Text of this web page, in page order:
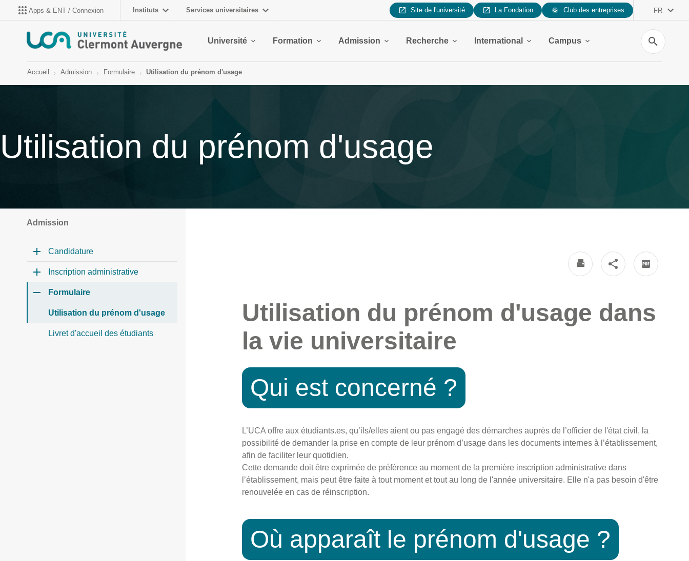
Apps & ENT / Connexion Instituts Services universitaires Site de l'université La Fondation Club des entreprises FR
Université Formation Admission Recherche International Campus
Recherche
Accueil Admission Formulaire Utilisation du prénom d'usage
Utilisation du prénom d'usage
Utilisation du prénom d'usage dans
la vie universitaire
Qui est concerné ?
L’UCA offre aux étudiants.es, qu’ils/elles aient ou pas engagé des démarches auprès de l’officier de l'état civil, la
possibilité de demander la prise en compte de leur prénom d’usage dans les documents internes à l’établissement,
afin de faciliter leur quotidien.
Cette demande doit être exprimée de préférence au moment de la première inscription administrative dans
l’établissement, mais peut être faite à tout moment et tout au long de l'année universitaire. Elle n'a pas besoin d'être
renouvelée en cas de réinscription.
Où apparaît le prénom d'usage ?
Admission
Candidature
Inscription administrative
Formulaire
Utilisation du prénom d'usage
Livret d'accueil des étudiants